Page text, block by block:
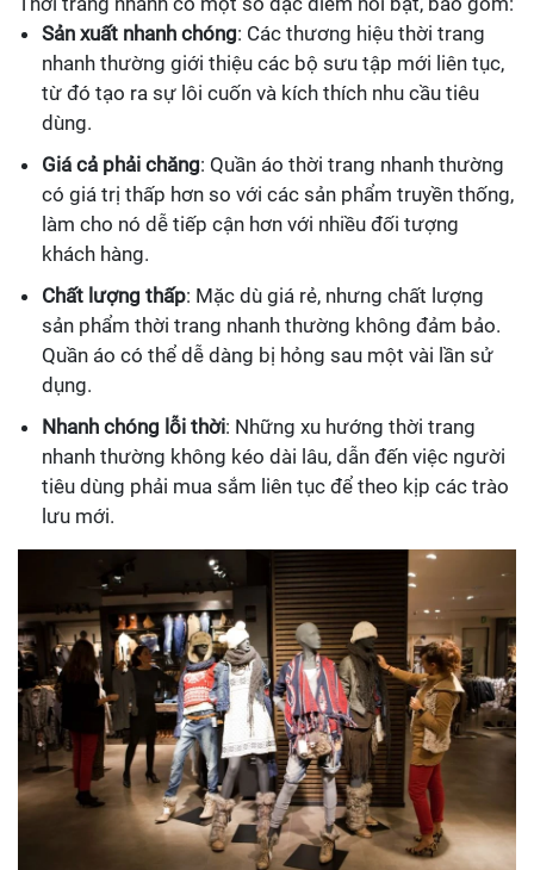
Sản xuất nhanh chóng: Các thương hiệu thời trang
nhanh thường giới thiệu các bộ sưu tập mới liên tục,
từ đó tạo ra sự lôi cuốn và kích thích nhu cầu tiêu
dùng.
Giá cả phải chăng: Quần áo thời trang nhanh thường
có giá trị thấp hơn so với các sản phẩm truyền thống,
làm cho nó dễ tiếp cận hơn với nhiều đối tượng
khách hàng.
Chất lượng thấp: Mặc dù giá rẻ, nhưng chất lượng
sản phẩm thời trang nhanh thường không đảm bảo.
Quần áo có thể dễ dàng bị hỏng sau một vài lần sử
dụng.
Nhanh chóng lỗi thời: Những xu hướng thời trang
nhanh thường không kéo dài lâu, dẫn đến việc người
tiêu dùng phải mua sắm liên tục để theo kịp các trào
lưu mới.